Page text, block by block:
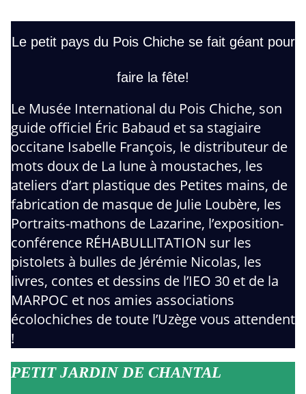
Le petit pays du Pois Chiche se fait géant pour
faire la fête!
Le Musée International du Pois Chiche, son
guide officiel Éric Babaud et sa stagiaire
occitane Isabelle François, le distributeur de
mots doux de La lune à moustaches, les
ateliers d’art plastique des Petites mains, de
fabrication de masque de Julie Loubère, les
Portraits-mathons de Lazarine, l’exposition-
conférence RÉHABULLITATION sur les
pistolets à bulles de Jérémie Nicolas, les
livres, contes et dessins de l’IEO 30 et de la
MARPOC et nos amies associations
écolochiches de toute l’Uzège vous attendent
!
PETIT JARDIN DE CHANTAL